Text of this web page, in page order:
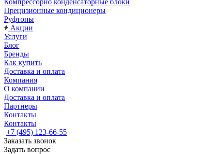
Компрессорно конденсаторные блоки
Прецизионные кондиционеры
Руфтопы
Акции
Услуги
Блог
Бренды
Как купить
Доставка и оплата
Компания
О компании
Доставка и оплата
Партнеры
Контакты
Контакты
+7 (495) 123-66-55
Заказать звонок
Задать вопрос